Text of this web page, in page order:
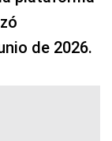
de 2026.